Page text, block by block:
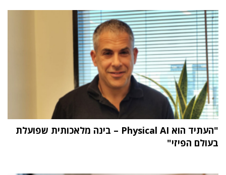
"העתיד הוא Physical AI – בינה מלאכותית שפועלת
בעולם הפיזי"